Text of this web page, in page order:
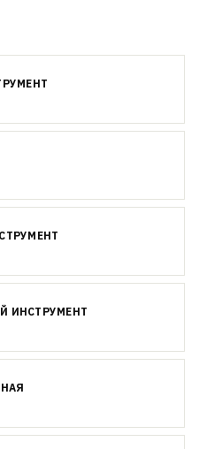
ИНСТРУМЕНТ